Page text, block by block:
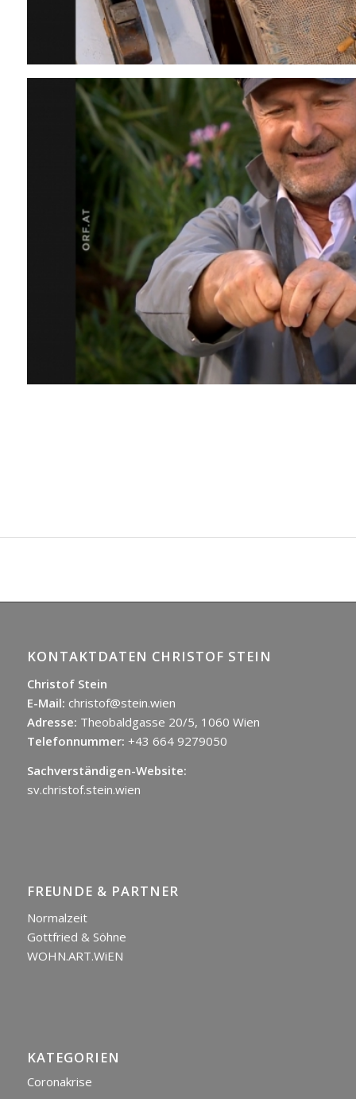
KONTAKTDATEN CHRISTOF STEIN
Christof Stein
E-Mail: christof@stein.wien
Adresse: Theobaldgasse 20/5, 1060 Wien
Telefonnummer: +43 664 9279050
Sachverständigen-Website:
sv.christof.stein.wien
FREUNDE & PARTNER
Normalzeit
Gottfried & Söhne
WOHN.ART.WiEN
KATEGORIEN
Coronakrise